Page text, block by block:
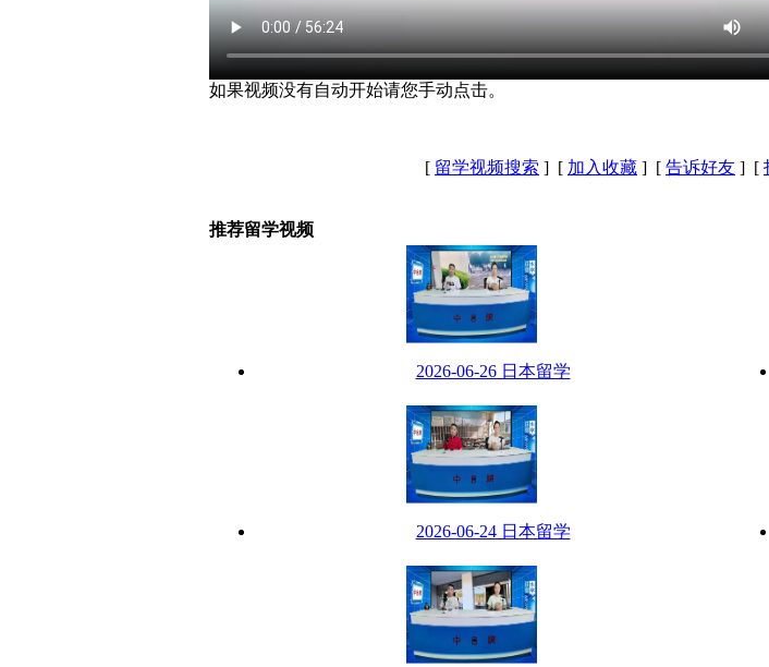
如果视频没有自动开始请您手动点击。
[ 留学视频搜索 ] [ 加入收藏 ] [ 告诉好友 ] [
推荐留学视频
2026-06-26 日本留学
2026-06-24 日本留学